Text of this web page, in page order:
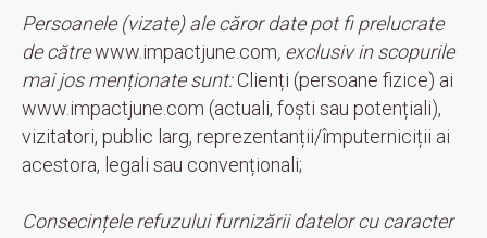
Persoanele (vizate) ale căror date pot fi prelucrate
de cătrewww.impactjune.com, exclusiv in scopurile
mai jos menționate sunt:Clienți (persoane fizice) ai
www.impactjune.com (actuali, foști sau potențiali),
vizitatori, public larg, reprezentanții/împuterniciții ai
acestora, legali sau convenționali;
Consecințele refuzului furnizării datelor cu caracter